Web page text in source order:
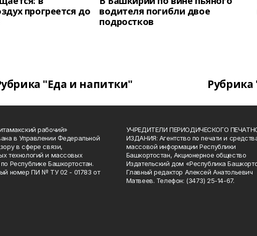
прогреется до
водителя погибли двое
подростков
"Еда и напитки"
рабочий»
в Управлении Федеральной
в сфере связи,
технологий и массовых
Республике Башкортостан.
номер ПИ № ТУ 02 - 01783 от
УЧРЕДИТЕЛИ ПЕРИОДИЧЕСКОГО
ИЗДАНИЯ: Агентство по печати и
массовой информации Республики
Башкортостан, Акционерное общество
Издательский дом «Республика
Главный редактор Алексей Анатольевич
Матвеев. Телефон: (3473) 25-14-67.